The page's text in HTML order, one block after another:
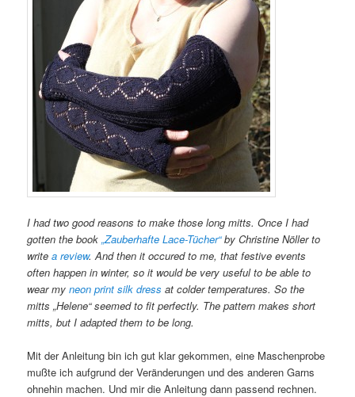
I had two good reasons to make those long mitts. Once I had
gotten the book„Zauberhafte Lace-Tücher“by Christine Nöller to
writea review. And then it occured to me, that festive events
often happen in winter, so it would be very useful to be able to
wear myneon print silk dress at colder temperatures. So the
mitts „Helene“ seemed to fit perfectly. The pattern makes short
mitts, but I adapted them to be long.
Mit der Anleitung bin ich gut klar gekommen, eine Maschenprobe
mußte ich aufgrund der Veränderungen und des anderen Garns
ohnehin machen. Und mir die Anleitung dann passend rechnen.